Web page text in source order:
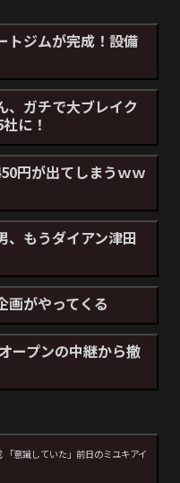
トジムが完成！設備
、ガチで大ブレイク
に！
円が出てしまうｗｗ
、もうダイアン津田
画がやってくる
ープンの中継から撤
意識していた」前日のミユキアイ